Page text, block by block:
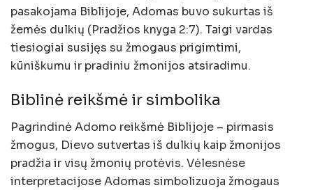
pasakojama Biblijoje, Adomas buvo sukurtas iš
žemės dulkių (Pradžios knyga 2:7). Taigi vardas
tiesiogiai susijęs su žmogaus prigimtimi,
kūniškumu ir pradiniu žmonijos atsiradimu.
Biblinė reikšmė ir simbolika
Pagrindinė Adomo reikšmė Biblijoje – pirmasis
žmogus, Dievo sutvertas iš dulkių kaip žmonijos
pradžia ir visų žmonių protėvis. Vėlesnėse
interpretacijose Adomas simbolizuoja žmogaus